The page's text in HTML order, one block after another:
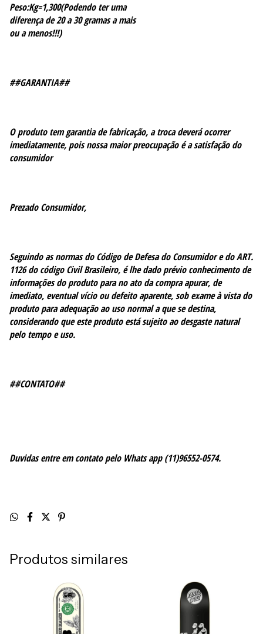
Peso:Kg=1,300(Podendo ter uma
diferença de 20 a 30 gramas a mais
ou a menos!!!)
##GARANTIA##
O produto tem garantia de fabricação, a troca deverá ocorrer
imediatamente, pois nossa maior preocupação é a satisfação do
consumidor
Prezado Consumidor,
Seguindo as normas do Código de Defesa do Consumidor e do ART.
1126 do código Civil Brasileiro, é lhe dado prévio conhecimento de
informações do produto para no ato da compra apurar, de
imediato, eventual vício ou defeito aparente, sob exame à vista do
produto para adequação ao uso normal a que se destina,
considerando que este produto está sujeito ao desgaste natural
pelo tempo e uso.
##CONTATO##
Duvidas entre em contato pelo Whats app (11)96552-0574.
Produtos similares